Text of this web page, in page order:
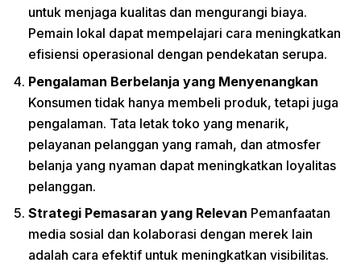
untuk menjaga kualitas dan mengurangi biaya.
Pemain lokal dapat mempelajari cara meningkatkan
efisiensi operasional dengan pendekatan serupa.
Pengalaman Berbelanja yang Menyenangkan
Konsumen tidak hanya membeli produk, tetapi juga
pengalaman. Tata letak toko yang menarik,
pelayanan pelanggan yang ramah, dan atmosfer
belanja yang nyaman dapat meningkatkan loyalitas
pelanggan.
Strategi Pemasaran yang Relevan Pemanfaatan
media sosial dan kolaborasi dengan merek lain
adalah cara efektif untuk meningkatkan visibilitas.